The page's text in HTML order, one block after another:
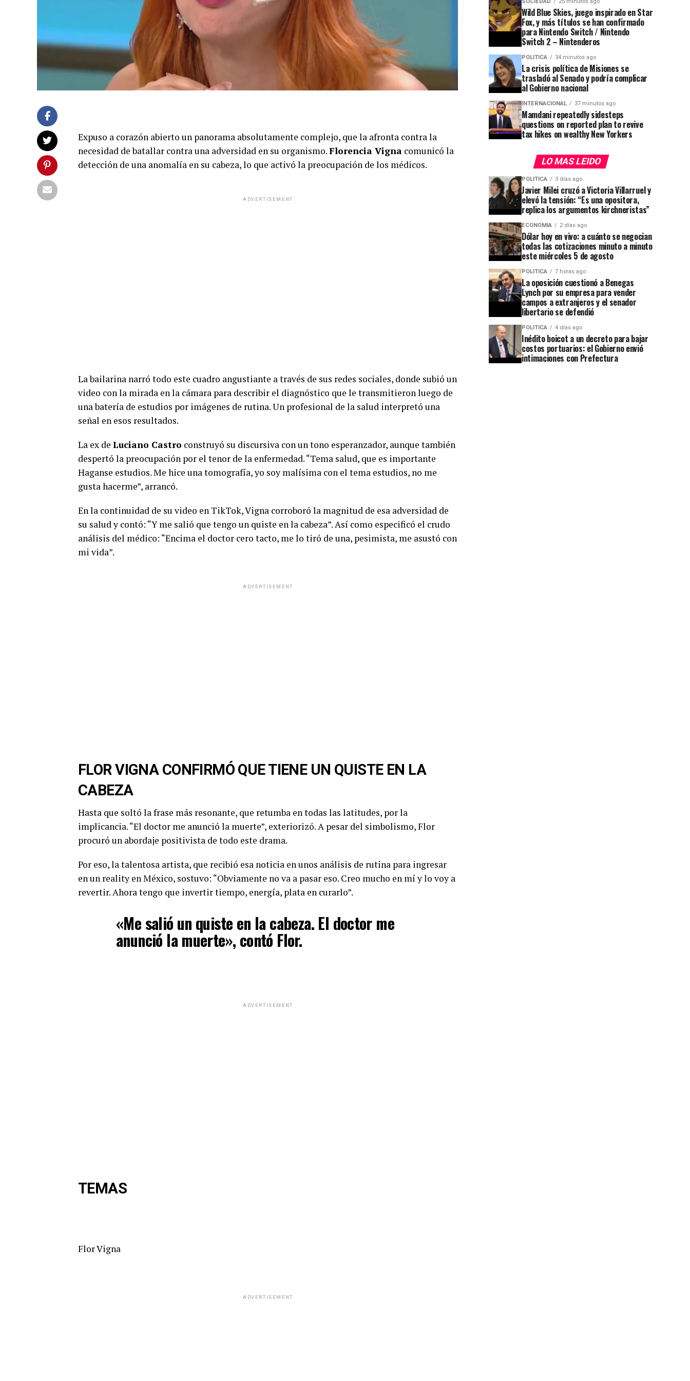
Expuso a corazón abierto un panorama absolutamente complejo, que la afronta contra la
necesidad de batallar contra una adversidad en su organismo.Florencia Vigna comunicó la
detección de una anomalía en su cabeza, lo que activó la preocupación de los médicos.
ADVERTISEMENT
La bailarina narró todo este cuadro angustiante a través de sus redes sociales, donde subió un
video con la mirada en la cámara para describir el diagnóstico que le transmitieron luego de
una batería de estudios por imágenes de rutina. Un profesional de la salud interpretó una
señal en esos resultados.
La ex de Luciano Castro construyó su discursiva con un tono esperanzador, aunque también
despertó la preocupación por el tenor de la enfermedad. “Tema salud, que es importante
Haganse estudios. Me hice una tomografía, yo soy malísima con el tema estudios, no me
gusta hacerme”, arrancó.
En la continuidad de su video en TikTok, Vigna corroboró la magnitud de esa adversidad de
su salud y contó: “Y me salió que tengo un quiste en la cabeza”. Así como especificó el crudo
análisis del médico: “Encima el doctor cero tacto, me lo tiró de una, pesimista, me asustó con
mi vida”.
ADVERTISEMENT
FLOR VIGNA CONFIRMÓ QUE TIENE UN QUISTE EN LA
CABEZA
Hasta que soltó la frase más resonante, que retumba en todas las latitudes, por la
implicancia. “El doctor me anunció la muerte”, exteriorizó. A pesar del simbolismo, Flor
procuró un abordaje positivista de todo este drama.
Por eso, la talentosa artista, que recibió esa noticia en unos análisis de rutina para ingresar
en un reality en México, sostuvo: “Obviamente no va a pasar eso. Creo mucho en mí y lo voy a
revertir. Ahora tengo que invertir tiempo, energía, plata en curarlo”.
«Me salió un quiste en la cabeza. El doctor me
anunció la muerte», contó Flor.
ADVERTISEMENT
TEMAS
Flor Vigna
ADVERTISEMENT
Wild Blue Skies, juego inspirado en Star
Fox, y más títulos se han confirmado
para Nintendo Switch / Nintendo
Switch 2 – Nintenderos
POLITICA 34 minutos ago
La crisis política de Misiones se
trasladó al Senado y podría complicar
al Gobierno nacional
INTERNACIONAL 37 minutos ago
Mamdani repeatedly sidesteps
questions on reported plan to revive
tax hikes on wealthy New Yorkers
LO MAS LEIDO
POLITICA 3 días ago
Javier Milei cruzó a Victoria Villarruel y
elevó la tensión: “Es una opositora,
replica los argumentos kirchneristas”
ECONOMIA 2 días ago
Dólar hoy en vivo: a cuánto se negocian
todas las cotizaciones minuto a minuto
este miércoles 5 de agosto
POLITICA 7 horas ago
La oposición cuestionó a Benegas
Lynch por su empresa para vender
campos a extranjeros y el senador
libertario se defendió
POLITICA 4 días ago
Inédito boicot a un decreto para bajar
costos portuarios: el Gobierno envió
intimaciones con Prefectura